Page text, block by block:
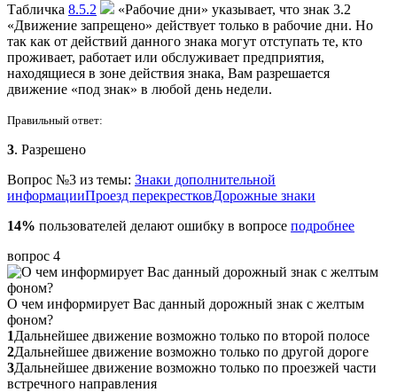
Табличка 8.5.2
«Рабочие дни» указывает, что знак 3.2
«Движение запрещено» действует только в рабочие дни. Но
так как от действий данного знака могут отступать те, кто
проживает, работает или обслуживает предприятия,
находящиеся в зоне действия знака, Вам разрешается
движение «под знак» в любой день недели.
Правильный ответ:
3. Разрешено
Вопрос №3 из темы: Знаки дополнительной
информацииПроезд перекрестковДорожные знаки
14% пользователей делают ошибку в вопросе подробнее
вопрос 4
О чем информирует Вас данный дорожный знак с желтым
фоном?
1Дальнейшее движение возможно только по второй полосе
2Дальнейшее движение возможно только по другой дороге
3Дальнейшее движение возможно только по проезжей части
встречного направления